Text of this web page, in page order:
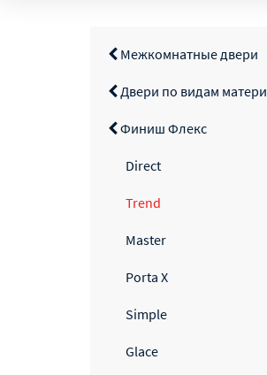
Межкомнатные двери
Двери по видам
Финиш Флекс
Direct
Trend
Master
Porta X
Simple
Glace